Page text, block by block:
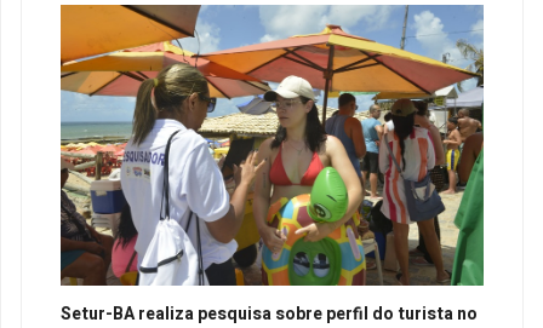
Setur-BA realiza pesquisa sobre perfil do turista no